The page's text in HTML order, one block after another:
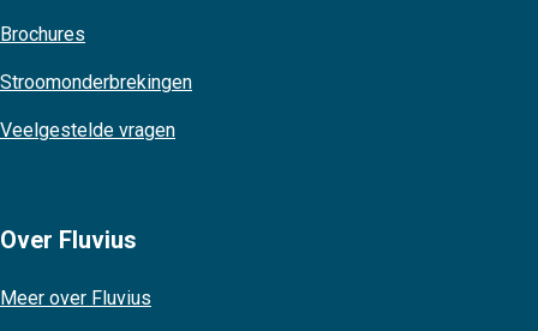
Brochures
Stroomonderbrekingen
Veelgestelde vragen
Over Fluvius
Meer over Fluvius